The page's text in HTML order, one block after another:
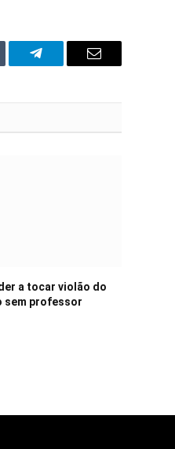
Telegram Email
a tocar violão do
sem professor